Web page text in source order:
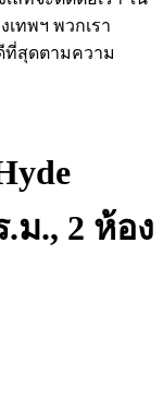
ทพฯ พวกเรา
ที่สุดตามความ
.ม., 2 ห้อง